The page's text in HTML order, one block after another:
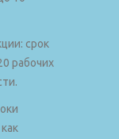
срок
рабочих